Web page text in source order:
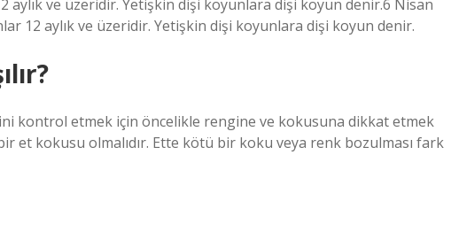
aylık ve üzeridir. Yetişkin dişi koyunlara dişi koyun denir.6 Nisan
12 aylık ve üzeridir. Yetişkin dişi koyunlara dişi koyun denir.
kontrol etmek için öncelikle rengine ve kokusuna dikkat etmek
et kokusu olmalıdır. Ette kötü bir koku veya renk bozulması fark